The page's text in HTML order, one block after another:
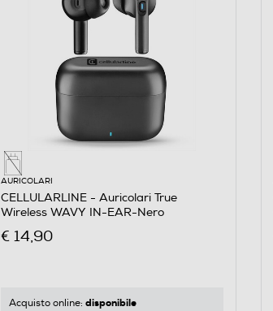
AURICOLARI
CELLULARLINE - Auricolari True
Wireless WAVY IN-EAR-Nero
€ 14,90
Acquisto online: disponibile